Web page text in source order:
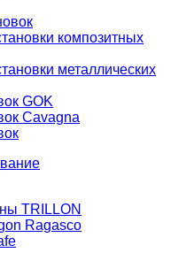
композитных
металлических
GOK
Cavagna
TRILLON
Ragasco